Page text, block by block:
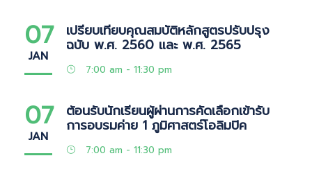
07
JAN
เปรียบเทียบคุณสมบัติหลักสูตรปรับปรุง
ฉบับ พ.ศ. 2560 และ พ.ศ. 2565
7:00 am - 11:30 pm
07
JAN
ต้อนรับนักเรียนผู้ผ่านการคัดเลือกเข้ารับ
การอบรมค่าย 1 ภูมิศาสตร์โอลิมปิค
7:00 am - 11:30 pm